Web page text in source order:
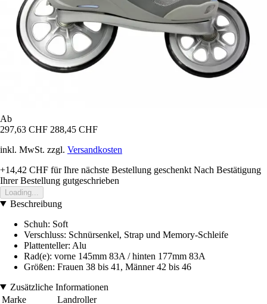
Ab
297,63 CHF 288,45 CHF
inkl. MwSt. zzgl. Versandkosten
+14,42 CHF für Ihre nächste Bestellung geschenkt Nach Bestätigung
Ihrer Bestellung gutgeschrieben
Loading...
Beschreibung
Schuh: Soft
Verschluss: Schnürsenkel, Strap und Memory-Schleife
Plattenteller: Alu
Rad(e): vorne 145mm 83A / hinten 177mm 83A
Größen: Frauen 38 bis 41, Männer 42 bis 46
Zusätzliche Informationen
Marke
Landroller